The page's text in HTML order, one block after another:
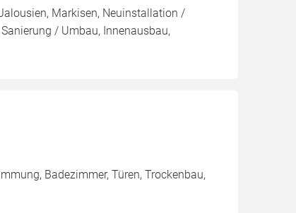
Markisen, Neuinstallation /
/ Umbau, Innenausbau,
Badezimmer, Türen, Trockenbau,